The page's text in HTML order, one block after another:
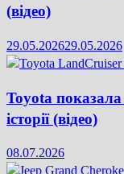
(відео)
29.05.202629.05.2026
Toyota
історії (відео)
08.07.2026